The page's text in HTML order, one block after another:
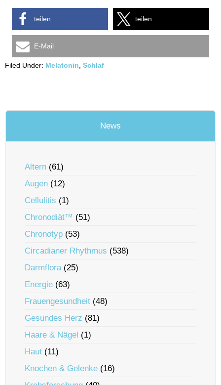
teilen teilen
E-Mail
Filed Under: Melatonin Schlaf
News
Altern (61)
Augen (12)
Cellulitis (1)
Chronodiät™ (51)
Chronotyp (53)
Circadianer Rhythmus (538)
Darmflora(25)
Energie (63)
Frauengesundheit (48)
Gesundes Herz (81)
Haare & Nägel (1)
Haut (11)
Knochen & Gelenke (16)